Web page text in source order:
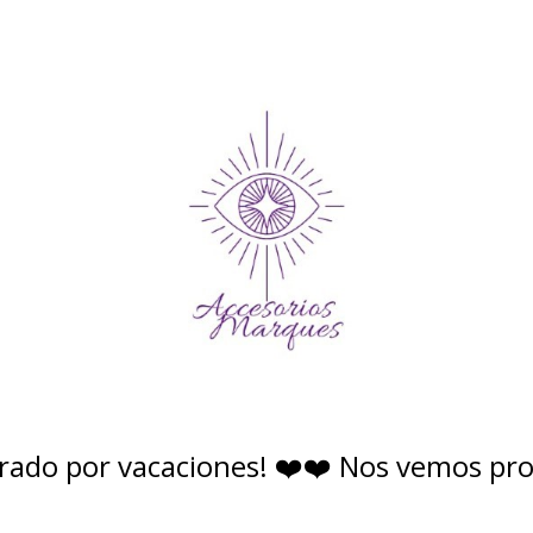
por vacaciones! ❤️❤️ Nos vemos